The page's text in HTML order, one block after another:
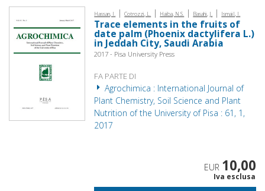
Hassan, I. | Cotrozzi, L. | Haiba, N.S. | Basahi, J. | Ismail, I.
Trace elements in the fruits of
date palm (Phoenix dactylifera L.)
in Jeddah City, Saudi Arabia
2017 - Pisa University Press
FA PARTE DI
Agrochimica : International Journal of
Plant Chemistry, Soil Science and Plant
Nutrition of the University of Pisa : 61, 1,
2017
EUR 10,00
Iva esclusa